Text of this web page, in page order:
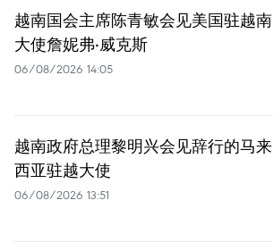
越南国会主席陈青敏会见美国驻越南
大使詹妮弗·威克斯
06/08/2026 14:05
越南政府总理黎明兴会见辞行的马来
西亚驻越大使
06/08/2026 13:51